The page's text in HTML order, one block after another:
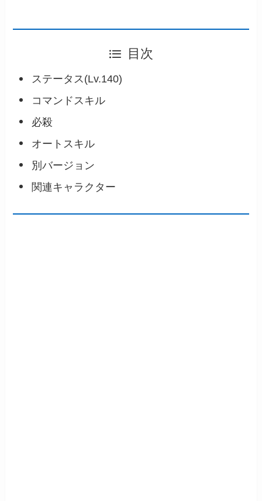
目次
ステータス(Lv.140)
コマンドスキル
必殺
オートスキル
別バージョン
関連キャラクター